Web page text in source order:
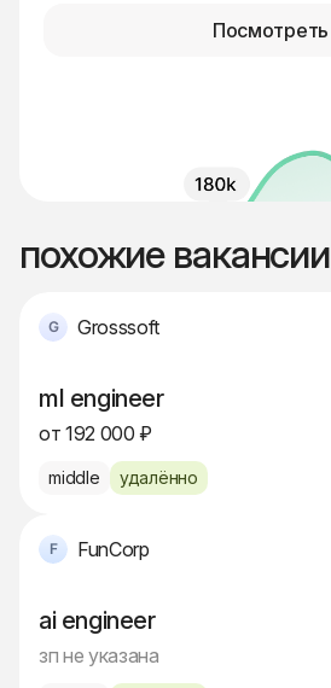
Посмотреть
похожие вакансии
Grosssoft
ml engineer
от 192 000 ₽
middle удалённо
FunCorp
ai engineer
зп не указана